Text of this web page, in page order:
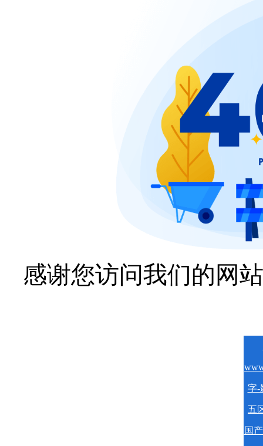
感谢您访问我们的网
字-
五
国